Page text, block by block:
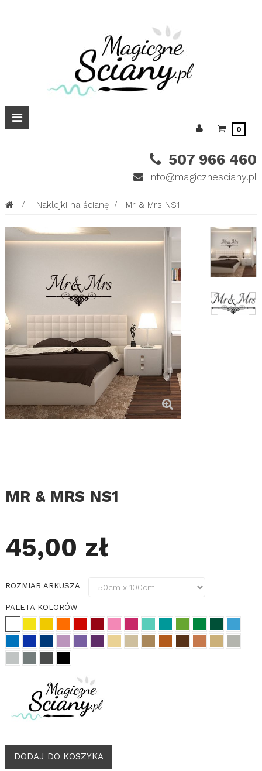
0
507 966 460
info@magicznesciany.pl
Przełącz
nawigacji
> Naklejki na ścianę > Mr & Mrs NS1
MR & MRS NS1
45,00 zł
ROZMIAR ARKUSZA
PALETA KOLORÓW
DODAJ DO KOSZYKA